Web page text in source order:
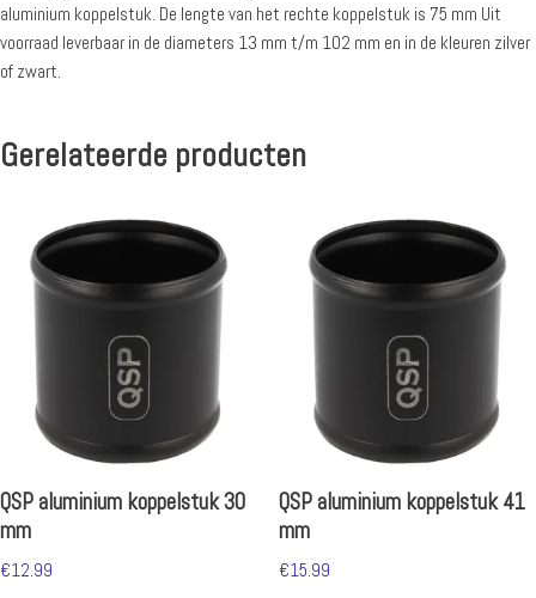
aluminium koppelstuk. De lengte van het rechte koppelstuk is 75 mm Uit
voorraad leverbaar in de diameters 13 mm t/m 102 mm en in de kleuren zilver
of zwart.
Gerelateerde producten
QSP aluminium koppelstuk 30
mm
€12.99
QSP aluminium koppelstuk 41
mm
€15.99